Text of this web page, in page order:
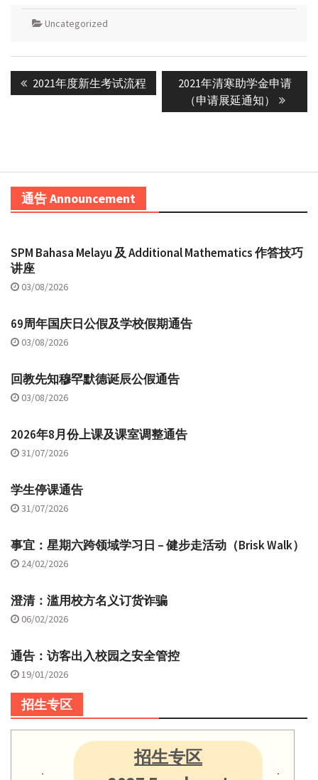
Uncategorized
navigation
Previous
post:
2021年度新生考试流程
Next
post:
2021年清寒助学金申请
（申请展延通知）
通告 Announcement
SPM Bahasa Melayu 及 Additional Mathematics 作答技巧
讲座
03/08/2026
69周年国庆日公假及学校假期通告
03/08/2026
回教先知穆罕默德诞辰公假通告
03/08/2026
2026年8月份上课及课室调整通告
31/07/2026
学生停课通告
31/07/2026
事宜：星期六跨领域学习日 – 健步走活动（Brisk Walk）
24/02/2026
澄清：滥用校方名义订货诈骗
06/02/2026
通告：访客出入校园之安全管控
19/01/2026
招生专区
招生专区